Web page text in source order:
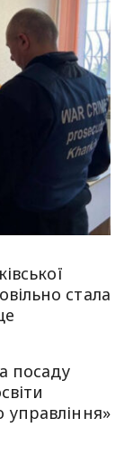
стала
посаду
управління»